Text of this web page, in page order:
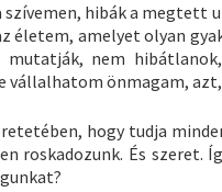
szívemen, hibák a
életem, amelyet olyan
nem
önmagam, azt,
hogy tudja
roskadozunk. És szeret.